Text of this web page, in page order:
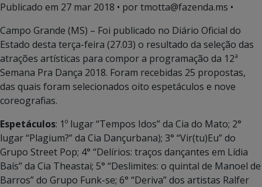
Publicado em 27 mar 2018 • por tmotta@fazenda.ms •
Campo Grande (MS) – Foi publicado no Diário Oficial do
Estado desta terça-feira (27.03) o resultado da seleção das
atrações artísticas para compor a programação da 12ª
Semana Pra Dança 2018. Foram recebidas 25 propostas,
das quais foram selecionados oito espetáculos e nove
coreografias.
Espetáculos: 1º lugar “Tempos Idos” da Cia do Mato; 2°
lugar “Plagium?” da Cia Dançurbana); 3° “Vir(tu)Eu” do
Grupo Street Pop; 4° “Delírios: traços dançantes em Lídia
Baís” da Cia Theastai; 5° “Deslimites: o quintal de Manoel de
Barros” do Grupo Funk-se; 6° “Deriva” dos artistas Ralfer